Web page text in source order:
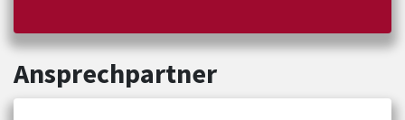
Ansprechpartner